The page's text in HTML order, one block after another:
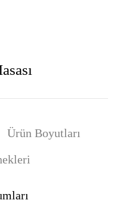
Ürün Boyutları